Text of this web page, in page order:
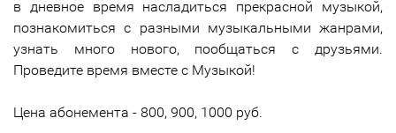
в дневное время насладиться прекрасной музыкой,
познакомиться с разными музыкальными жанрами,
узнать много нового, пообщаться с друзьями.
Проведите время вместе с Музыкой!
Цена абонемента - 800, 900, 1000 руб.